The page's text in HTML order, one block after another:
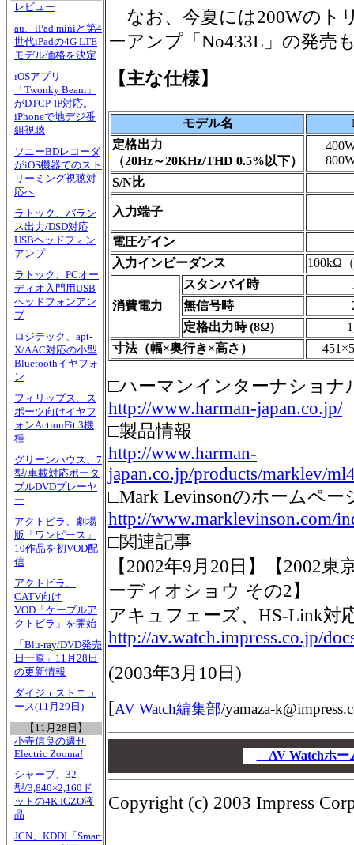
レビュー
au、iPad miniと第4
世代iPadの4G LTE
モデル価格を決定
iOSアプリ
「Twonky Beam」
がDTCP-IP対応。
iPhoneで地デジ番
組視聴
ソニーBDレコーダ
がiOS機器でのスト
リーミング視聴対
応へ
ラトック、バラン
ス出力/DSD対応
USBヘッドフォン
アンプ
ラトック、PCオー
ディオ入門用USB
ヘッドフォンアン
プ
ロジテック、apt-
X/AAC対応の小型
Bluetoothイヤフォ
ン
フィリップス、ス
ポーツ向けイヤフ
ォンActionFit 3機
種
グリーンハウス、7
型/車載対応ポータ
ブルDVDプレーヤ
ー
アクトビラ、劇場
版「ワンピース」
10作品を初VOD配
信
アクトビラ、
CATV向け
VOD「ケーブルア
クトビラ」を開始
「Blu-ray/DVD発売
日一覧」11月28日
の更新情報
ダイジェストニュ
ース(11月29日)
【11月28日】
小寺信良の週刊
Electric Zooma!
シャープ、32
型/3,840×2,160ド
ットの4K IGZO液
晶
JCN、KDDI「Smart
なお、今夏には200Wのト
ーアンプ「No433L」の発売
【主な仕様】
モデル名
定格出力
（20Hz～20KHz/THD 0.5%以下）
S/N比
入力端子
電圧ゲイン
入力インピーダンス
100kΩ
消費電力
スタンバイ時
無信号時
定格出力時 (8Ω)
寸法（幅×奥行き×高さ）
□ハーマンインターナショナ
http://www.harman-japan.co.jp/
□製品情報
http://www.harman-
japan.co.jp/products/marklev/
□Mark Levinsonのホームペー
http://www.marklevinson.com/
□関連記事
【2002年9月20日】【2002
ーディオショウ その2】
アキュフェーズ、HS-Link対
http://av.watch.impress.co.jp/
(2003年3月10日 )
[AV Watch編集部/yamaza-
AV Watchホ
Copyright (c) 2003 Impress